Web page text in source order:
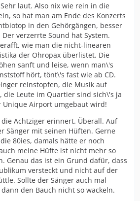
laut. Also nix wie rein in die
so hat man am Ende des Konzerts
in den Gehörgängen, besser
verzerrte Sound hat System.
wie man die nicht-linearen
der Ohropax überlistet. Die
sanft und leise, wenn man\'s
hört, tönt\'s fast wie ab CD.
reinstopfen, die Musik auf
die Leute im Quartier sind sich\'s ja
Unique Airport umgebaut wird!
Achtziger erinnert. Überall. Auf
Sänger mit seinen Hüften. Gerne
80ies, damals hätte er noch
meine Hüfte ist nicht mehr so
Genau das ist ein Grund dafür, dass
versteckt und nicht auf der
Sollte der Sänger auch mal
den Bauch nicht so wackeln.